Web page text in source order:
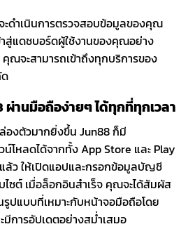
ดำเนินการตรวจสอบข้อมูลของคุณ
สู่แดชบอร์ดผู้ใช้งานของคุณอย่าง
ณจะสามารถเข้าถึงทุกบริการของ
ผ่านมือถือง่ายๆ ได้ทุกที่ทุกเวลา
องตัวมากยิ่งขึ้น Jun88 ก็มี
โหลดได้จากทั้ง App Store และ Play
ว ให้เปิดแอปและกรอกข้อมูลบัญชี
ซต์ เมื่อล็อกอินสำเร็จ คุณจะได้สัมผัส
ปแบบที่เหมาะกับหน้าจอมือถือโดย
มีการอัปเดตอย่างสม่ำเสมอ